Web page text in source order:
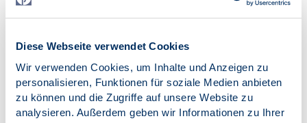
Diese Webseite verwendet Cookies
Wir verwenden Cookies, um Inhalte und Anzeigen zu
personalisieren, Funktionen für soziale Medien anbieten
zu können und die Zugriffe auf unsere Website zu
analysieren. Außerdem geben wir Informationen zu Ihrer
langfristige und irreversible Auswirkungen haben können
(Stichwort: „Klimawandel“). Welche Effekte hat eine
menschlichen Denk- und Entscheidungsmuster und damit
sowohl auf politische wie auf persönliche Prozesse und
Entscheidungen? Welche Chancen und Risiken liegen in
diesen gesellschaftlichen Wandlungsprozessen?